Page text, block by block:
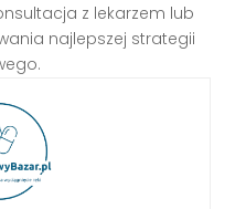
z lekarzem lub
najlepszej strategii